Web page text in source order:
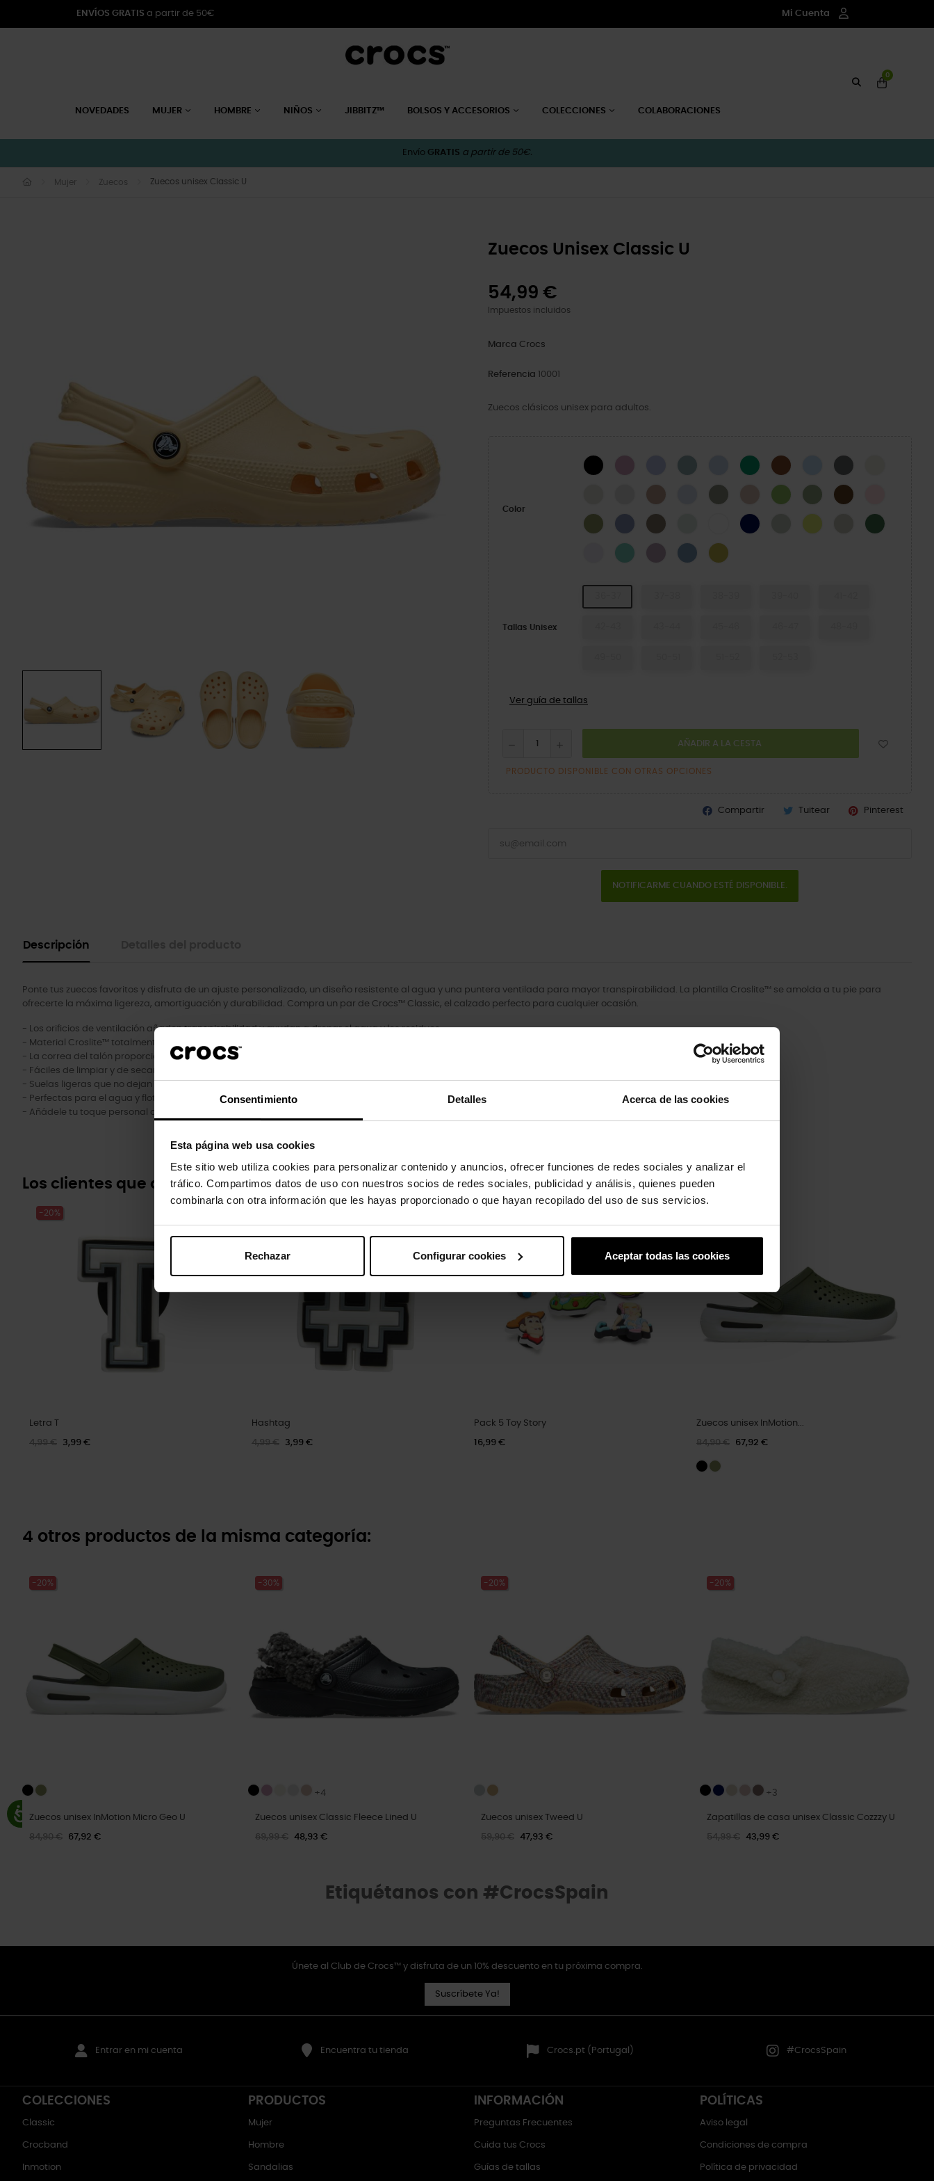
Consentimiento Detalles Acerca de las cookies
Esta página web usa cookies
Este sitio web utiliza cookies para personalizar contenido y anuncios, ofrecer funciones de redes sociales y analizar el
tráfico. Compartimos datos de uso con nuestros socios de redes sociales, publicidad y análisis, quienes pueden
combinarla con otra información que les hayas proporcionado o que hayan recopilado del uso de sus servicios.
Rechazar Configurar cookies Aceptar todas las cookies
ENVÍOS GRATIS a partir de 50€ Mi Cuenta
NOVEDADES MUJER HOMBRE NIÑOS JIBBITZ™ BOLSOS Y ACCESORIOS COLECCIONES COLABORACIONES
0
Envío GRATIS a partir de 50€.
Mujer Zuecos Zuecos unisex Classic U
Zuecos Unisex Classic U
54,99 €
Impuestos incluidos
Marca Crocs
Referencia 10001
Zuecos clásicos unisex para adultos.
Color
Black HydrangeaMystic Purple Blue CalciteGreen IvyCognac Blue FrostSlate Grey
Atmosphere Dreamscape
ElephantQuartzKiwi Moss-XCoffee
Army GreenBlue HazeTaupe White Navy PlasterAcidity MeteorField Green
Grape IceRetro Dusty LilacAstro BlueMeadow
Tallas Unisex
Ver guía de tallas
AÑADIR A LA CESTA
PRODUCTO DISPONIBLE CON OTRAS OPCIONES
Compartir Tuitear Pinterest
NOTIFICARME CUANDO ESTÉ DISPONIBLE.
Descripción
Ponte tus zuecos favoritos y disfruta de un ajuste personalizado, un diseño resistente al agua y una puntera ventilada para mayor transpirabilidad. La plantilla Croslite™ se amolda a tu pie para
ofrecerte la máxima ligereza, amortiguación y durabilidad. Compra un par de Crocs™ Classic, el calzado perfecto para cualquier ocasión.
- Los orificios de ventilación añaden transpirabilidad y ayudan a drenar el agua y los residuos.
- Material Croslite™ totalmente moldeado para ofrecer la comodidad característica de Crocs.
- La correa del talón proporciona un ajuste seguro.
- Fáciles de limpiar y de secar.
- Suelas ligeras que no dejan marcas.
- Perfectas para el agua y flotantes, sólo pesan unos gramos.
- Añádele tu toque personal con nuestros Jibbitz™.
Los clientes que compraron este producto también han comprado:
-20%
Letra T
4,99 € 3,99 €
Hashtag
4,99 € 3,99 €
Pack 5 Toy Story
16,99 €
Zuecos unisex InMotion...
84,90 € 67,92 €
4 otros productos de la misma categoría:
-20%
Zuecos unisex InMotion Micro Geo U
84,90 € 67,92 €
-30%
+4
Zuecos unisex Classic Fleece Lined U
69,99 € 48,93 €
-20%
Zuecos unisex Tweed U
59,90 € 47,93 €
-20%
+3
Zapatillas de casa unisex Classic Cozzzy U
54,99 € 43,99 €
Etiquétanos con #CrocsSpain
Únete al Club de Crocs™ y disfruta de un 10% descuento en tu próxima compra.
Suscríbete Ya!
Entrar en mi cuenta Encuentra tu tienda Crocs.pt (Portugal) #CrocsSpain
COLECCIONES
Classic
Crocband
Inmotion
PRODUCTOS
Mujer
Hombre
Sandalias
INFORMACIÓN
Preguntas Frecuentes
Cuida tus Crocs
Guías de tallas
POLÍTICAS
Aviso legal
Condiciones de compra
Política de privacidad